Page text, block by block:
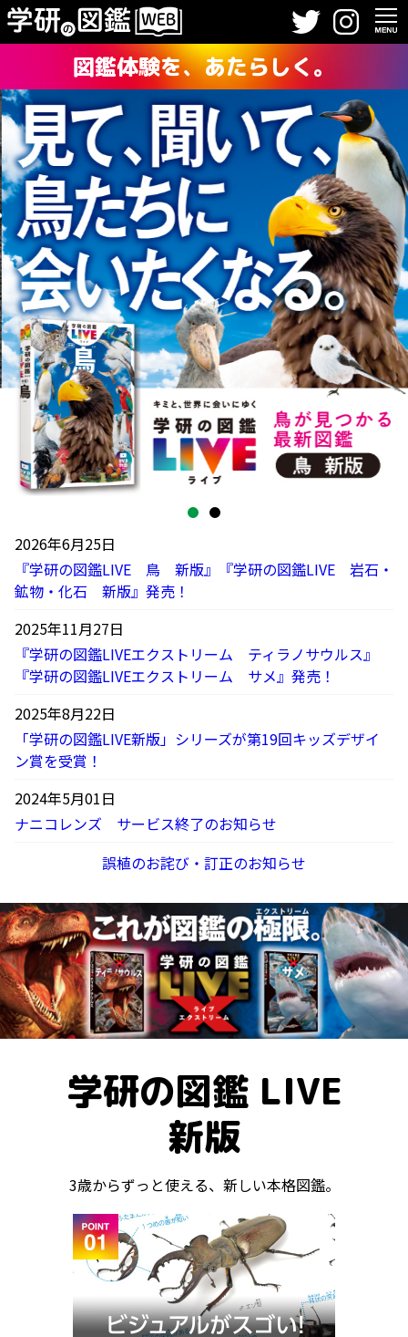
図鑑体験を、あたらしく。
2026年6月25日
『学研の図鑑LIVE 鳥 新版』『学研の図鑑LIVE 岩石・
鉱物・化石 新版』発売！
2025年11月27日
『学研の図鑑LIVEエクストリーム ティラノサウルス』
『学研の図鑑LIVEエクストリーム サメ』発売！
2025年8月22日
「学研の図鑑LIVE新版」シリーズが第19回キッズデザイ
ン賞を受賞！
2024年5月01日
ナニコレンズ サービス終了のお知らせ
誤植のお詫び・訂正のお知らせ
学研の図鑑 LIVE
新版
3歳からずっと使える、新しい本格図鑑。